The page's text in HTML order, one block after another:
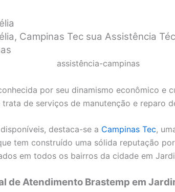
Campinas Tec sua Assistência
por seu dinamismo econômico e
de serviços de manutenção e reparo
destaca-se a Campinas Tec,
tem construído uma sólida reputação
em todos os bairros da cidade em
de Atendimento Brastemp em